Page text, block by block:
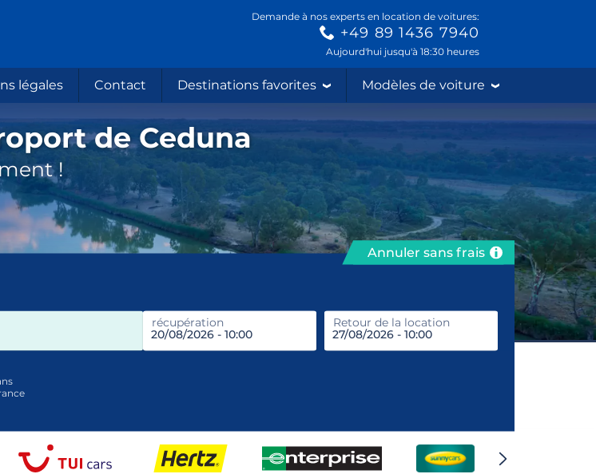
Demande à nos experts en location de voitures:
+49 89 1436 7940
Aujourd'hui jusqu'à 18:30 heures
légales Contact Destinations favorites Modèles de voiture
de Ceduna
!
Annuler sans frais
récupération Retour de la location
prendre